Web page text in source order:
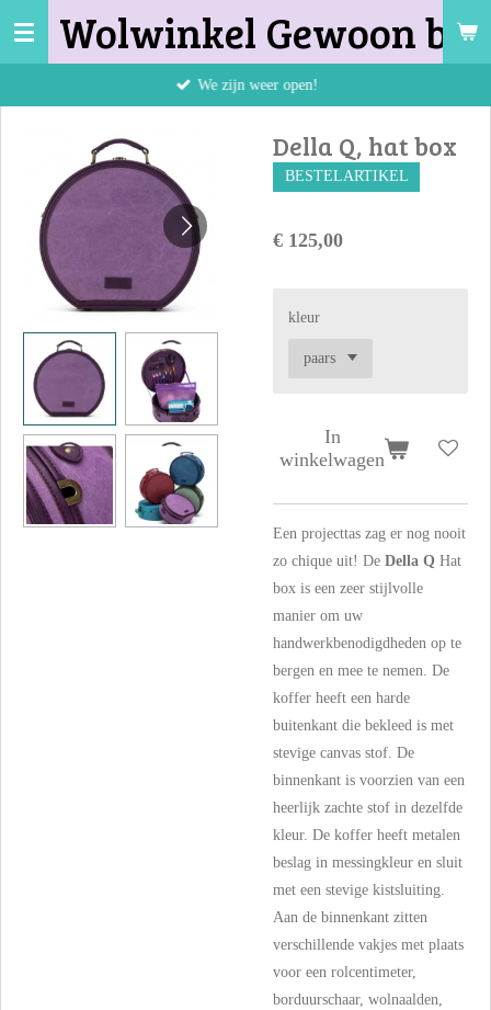
Ga
de
Wolwinkel Gewoon bij
We zijn weer open!
Della Q, hat box
BESTELARTIKEL
€ 125,00
kleur
In
winkelwagen
Een projecttas zag er nog nooit
zo chique uit! De Della Q Hat
box is een zeer stijlvolle
manier om uw
handwerkbenodigdheden op te
bergen en mee te nemen. De
koffer heeft een harde
buitenkant die bekleed is met
stevige canvas stof. De
binnenkant is voorzien van een
heerlijk zachte stof in dezelfde
kleur. De koffer heeft metalen
beslag in messingkleur en sluit
met een stevige kistsluiting.
Aan de binnenkant zitten
verschillende vakjes met plaats
voor een rolcentimeter,
borduurschaar, wolnaalden,